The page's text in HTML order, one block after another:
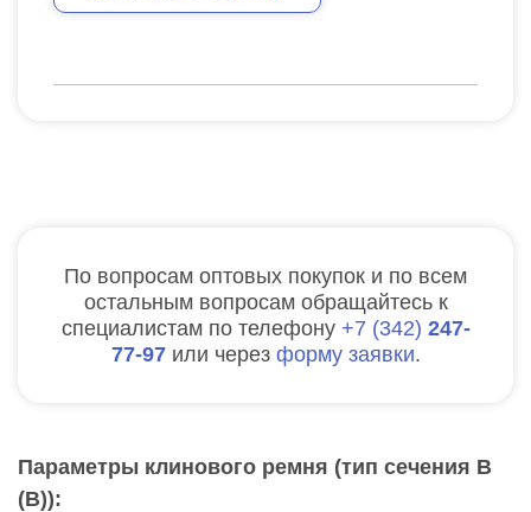
По вопросам оптовых покупок и по всем
остальным вопросам обращайтесь к
специалистам по телефону
7 342 247-
77-97 или через форму заявки.
Параметры клинового ремня (тип сечения B
(В)):